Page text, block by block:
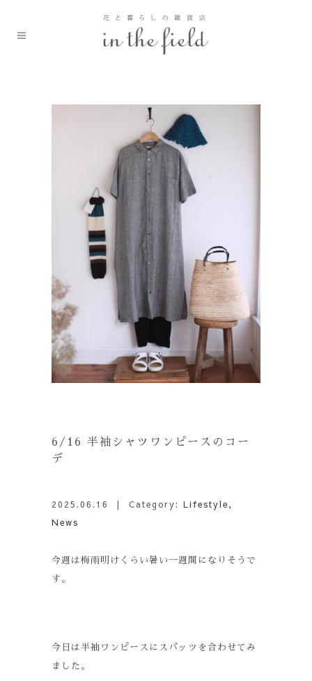
6/16 半袖シャツワンピースのコー
デ
2025.06.16 | Category: Lifestyle,
News
今週は梅雨明けくらい暑い一週間になりそうで
す。
今日は半袖ワンピースにスパッツを合わせてみ
ました。